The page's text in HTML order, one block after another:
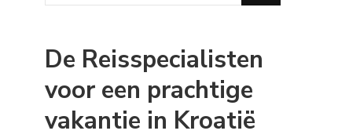
De Reisspecialisten
voor een prachtige
vakantie in Kroatië